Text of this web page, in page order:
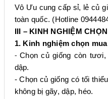
Vô Ưu cung cấp sỉ, lẻ củ
toàn quốc. (Hotline
III – KINH NGHIỆM
1. Kinh nghiệm chọn
-Chọn củ giống còn
dập.
- Chọn củ giống có tối
không bị gãy, dập, héo.